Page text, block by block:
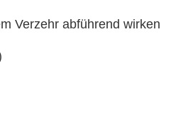
Verzehr abführend wirken